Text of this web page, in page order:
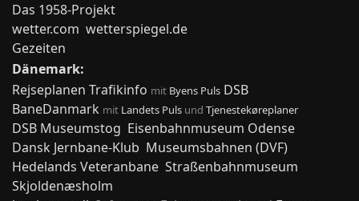
Das 1958-Projekt
wetter.com wetterspiegel.de
Gezeiten
Dänemark:
Rejseplanen Trafikinfo mit Byens Puls DSB
BaneDanmark mit Landets Puls und Tjenestekøreplaner
DSB Museumstog Eisenbahnmuseum Odense
Dansk Jernbane-Klub Museumsbahnen (DVF)
Hedelands Veteranbane Straßenbahnmuseum
Skjoldenæsholm